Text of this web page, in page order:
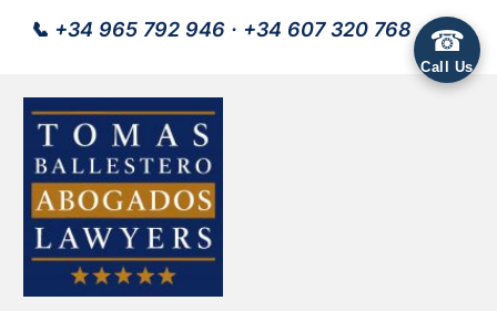
📞 +34 965 792 946 · +34 607 320 768 ☎
Call Us